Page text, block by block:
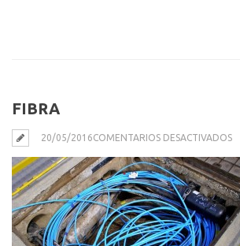
FIBRA
20/05/2016COMENTARIOS DESACTIVADOSEN